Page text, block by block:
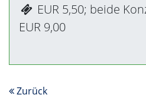
EUR 5,50; beide
EUR 9,00
Zurück